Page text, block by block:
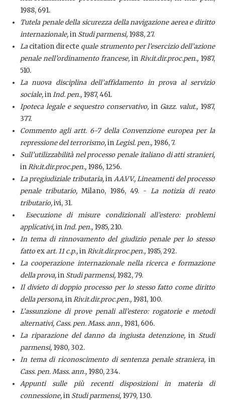
1988, 691.
Tutela penale della sicurezza della navigazione aerea e diritto
internazionale,in Studi parmensi, 1988, 27.
Lacitation directe quale strumento per l’esercizio dell’azione
penale nell’ordinamento francese, in Riv.it.dir.proc.pen., 1987,
510.
La nuova disciplina dell’affidamento in prova al servizio
sociale,inInd. pen., 1987, 461.
Ipoteca legale e sequestro conservativo, in Gazz. valut., 1987,
377.
Commento agli artt. 6-7 della Convenzione europea per la
repressione del terrorismo,inLegisl. pen., 1986, 7.
Sull’utilizzabilità nel processo penale italiano di atti stranieri,
inRiv.it.dir.proc.pen., 1986, 1256.
La pregiudiziale tributaria,in AA.VV., Lineamenti del processo
penale tributario, Milano, 1986, 49. - La notizia di reato
tributario,ivi, 31.
Esecuzione di misure condizionali all’estero: problemi
applicativi,inInd. pen., 1985, 210.
In tema di rinnovamento del giudizio penale per lo stesso
fattoexart. 11 c.p.,inRiv.it.dir.proc.pen., 1985, 292.
La cooperazione internazionale nella ricerca e formazione
della prova,in Studi parmensi, 1982, 79.
Il divieto di doppio processo per lo stesso fatto come diritto
della persona,inRiv.it.dir.proc.pen., 1981, 100.
L’assunzione di prove penali all’estero: rogatorie e metodi
alternativi, Cass. pen. Mass. ann., 1981, 606.
La riparazione del danno da ingiusta detenzione,in Studi
parmensi, 1980, 302.
In tema di riconoscimento di sentenza penale straniera, in
Cass. pen. Mass. ann., 1980, 234.
Appunti sulle più recenti disposizioni in materia di
connessione,in Studi parmensi, 1979, 130.